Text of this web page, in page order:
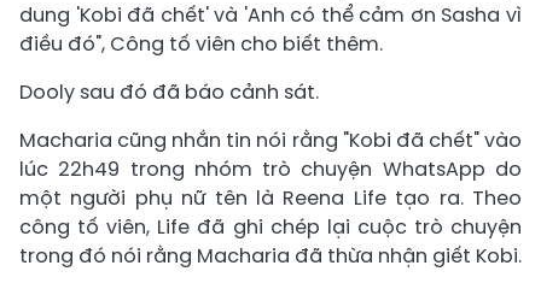
dung 'Kobi đã chết' và 'Anh có thể cảm ơn Sasha vì
điều đó", Công tố viên cho biết thêm.
Dooly sau đó đã báo cảnh sát.
Macharia cũng nhắn tin nói rằng "Kobi đã chết" vào
lúc 22h49 trong nhóm trò chuyện WhatsApp do
một người phụ nữ tên là Reena Life tạo ra. Theo
công tố viên, Life đã ghi chép lại cuộc trò chuyện
trong đó nói rằng Macharia đã thừa nhận giết Kobi.